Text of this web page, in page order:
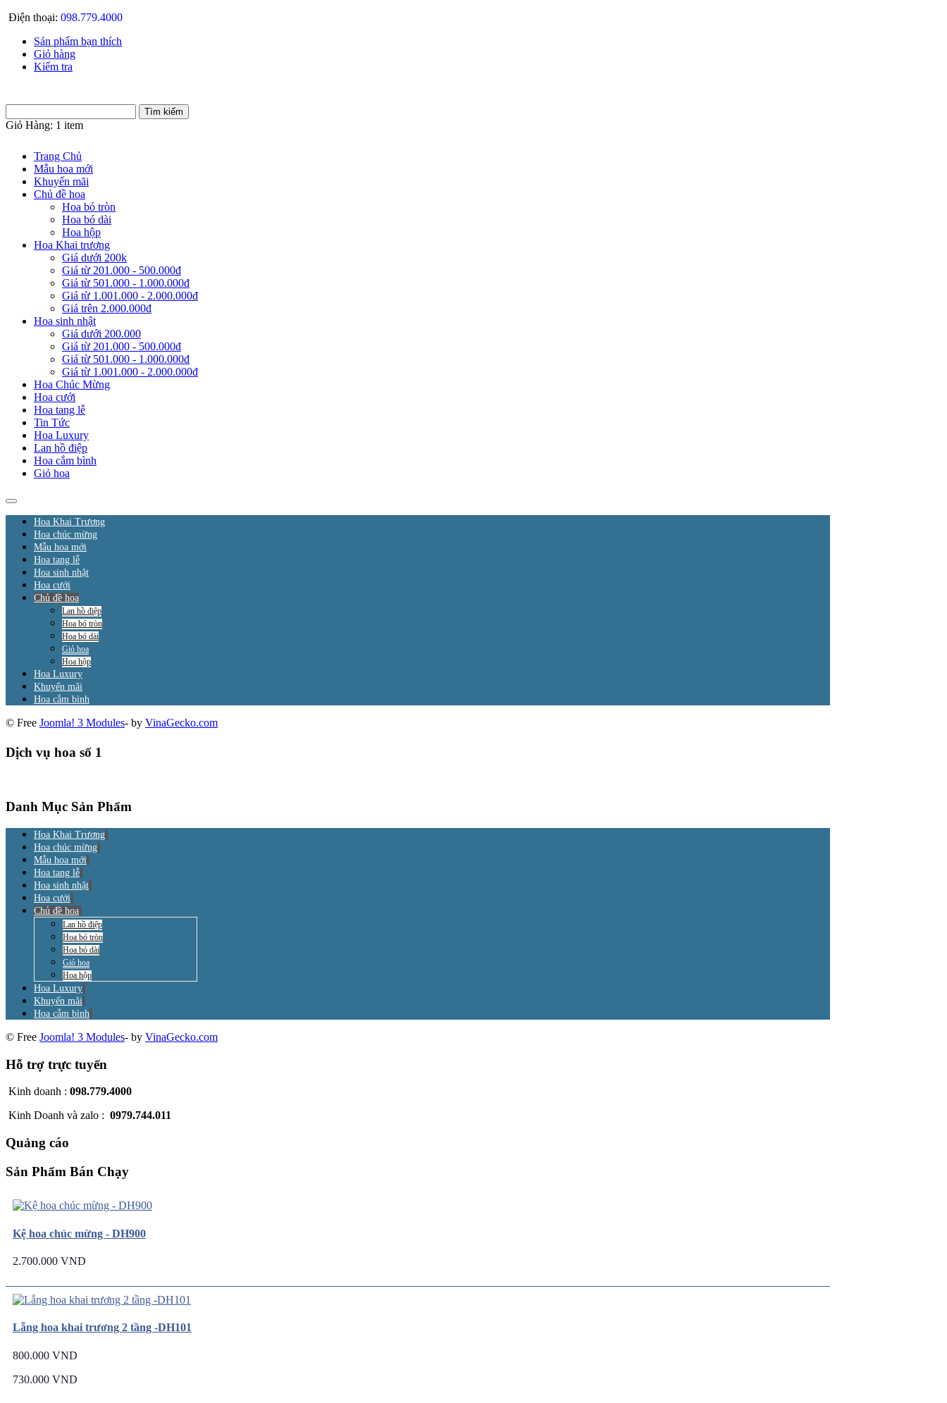
Điện thoại: 098.779.4000
Sản phẩm bạn thích
Giỏ hàng
Kiểm tra
Giỏ Hàng: 1 item
Trang Chủ
Mẫu hoa mới
Khuyến mãi
Chủ đề hoa
Hoa bó tròn
Hoa bó dài
Hoa hộp
Hoa Khai trương
Giá dưới 200k
Giá từ 201.000 - 500.000đ
Giá từ 501.000 - 1.000.000đ
Giá từ 1.001.000 - 2.000.000đ
Giá trên 2.000.000đ
Hoa sinh nhật
Giá dưới 200.000
Giá từ 201.000 - 500.000đ
Giá từ 501.000 - 1.000.000đ
Giá từ 1.001.000 - 2.000.000đ
Hoa Chúc Mừng
Hoa cưới
Hoa tang lễ
Tin Tức
Hoa Luxury
Lan hồ điệp
Hoa cắm bình
Giỏ hoa
Hoa Khai Trương
Hoa chúc mừng
Mẫu hoa mới
Hoa tang lễ
Hoa sinh nhật
Hoa cưới
Chủ đề hoa
Lan hồ điệp
Hoa bó tròn
Hoa bó dài
Giỏ hoa
Hoa hộp
Hoa Luxury
Khuyến mãi
Hoa cắm bình
© Free Joomla! 3 Modules- by VinaGecko.com
Dịch vụ hoa số 1
Danh Mục Sản Phẩm
Hoa Khai Trương
Hoa chúc mừng
Mẫu hoa mới
Hoa tang lễ
Hoa sinh nhật
Hoa cưới
Chủ đề hoa
Lan hồ điệp
Hoa bó tròn
Hoa bó dài
Giỏ hoa
Hoa hộp
Hoa Luxury
Khuyến mãi
Hoa cắm bình
© Free Joomla! 3 Modules- by VinaGecko.com
Hỗ trợ trực tuyến
Kinh doanh : 098.779.4000
Kinh Doanh và zalo : 0979.744.011
Quảng cáo
Sản Phẩm Bán Chạy
Kệ hoa chúc mừng - DH900
2.700.000 VND
Lẵng hoa khai trương 2 tầng -DH101
800.000 VND
730.000 VND